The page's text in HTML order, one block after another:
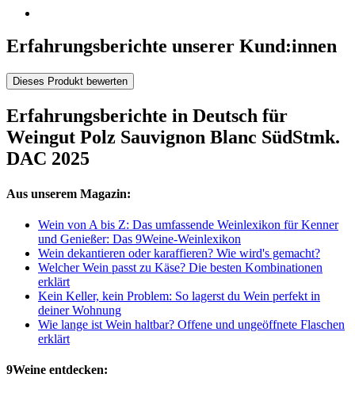
Erfahrungsberichte unserer Kund:innen
Dieses Produkt bewerten
Erfahrungsberichte in Deutsch für
Weingut Polz Sauvignon Blanc SüdStmk.
DAC 2025
Aus unserem Magazin:
Wein von A bis Z: Das umfassende Weinlexikon für Kenner
und Genießer: Das 9Weine-Weinlexikon
Wein dekantieren oder karaffieren? Wie wird's gemacht?
Welcher Wein passt zu Käse? Die besten Kombinationen
erklärt
Kein Keller, kein Problem: So lagerst du Wein perfekt in
deiner Wohnung
Wie lange ist Wein haltbar? Offene und ungeöffnete Flaschen
erklärt
9Weine entdecken: